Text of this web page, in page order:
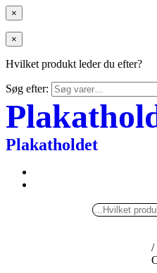
×
×
Hvilket produkt leder du efter?
Søg efter:
Plakatholdet
/